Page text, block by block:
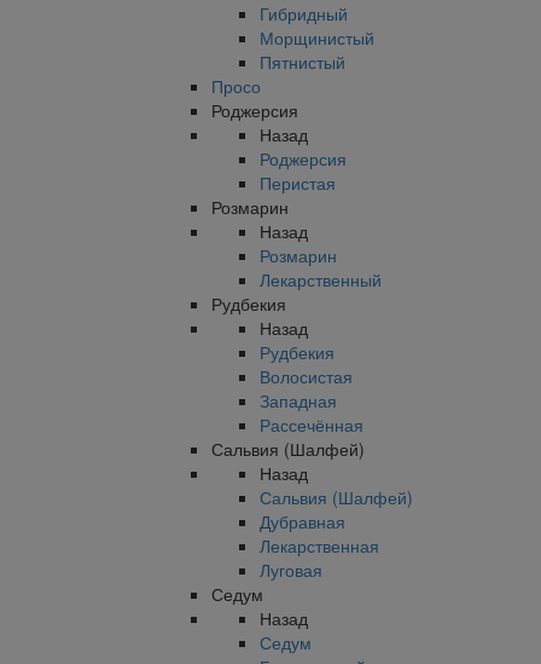
Гибридный
Морщинистый
Пятнистый
Просо
Роджерсия
Назад
Роджерсия
Перистая
Розмарин
Назад
Розмарин
Лекарственный
Рудбекия
Назад
Рудбекия
Волосистая
Западная
Рассечённая
Сальвия (Шалфей)
Назад
Сальвия (Шалфей)
Дубравная
Лекарственная
Луговая
Седум
Назад
Седум